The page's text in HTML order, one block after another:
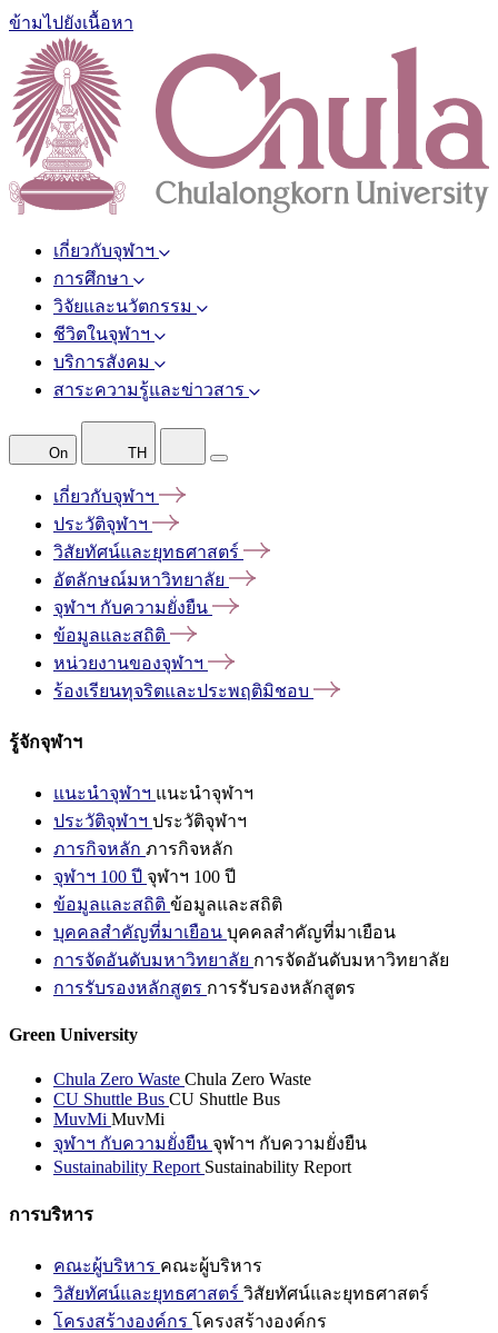
ข้ามไปยังเนื้อหา
เกี่ยวกับจุฬาฯ
การศึกษา
วิจัยและนวัตกรรม
ชีวิตในจุฬาฯ
บริการสังคม
สาระความรู้และข่าวสาร
On TH
เกี่ยวกับจุฬาฯ
ประวัติจุฬาฯ
วิสัยทัศน์และยุทธศาสตร์
อัตลักษณ์มหาวิทยาลัย
จุฬาฯ กับความยั่งยืน
ข้อมูลและสถิติ
หน่วยงานของจุฬาฯ
ร้องเรียนทุจริตและประพฤติมิชอบ
รู้จักจุฬาฯ
แนะนำจุฬาฯ แนะนำจุฬาฯ
ประวัติจุฬาฯ ประวัติจุฬาฯ
ภารกิจหลัก ภารกิจหลัก
จุฬาฯ 100 ปี จุฬาฯ 100 ปี
ข้อมูลและสถิติ ข้อมูลและสถิติ
บุคคลสำคัญที่มาเยือน บุคคลสำคัญที่มาเยือน
การจัดอันดับมหาวิทยาลัย การจัดอันดับมหาวิทยาลัย
การรับรองหลักสูตร การรับรองหลักสูตร
Green University
Chula Zero Waste Chula Zero Waste
CU Shuttle Bus CU Shuttle Bus
MuvMi MuvMi
จุฬาฯ กับความยั่งยืน จุฬาฯ กับความยั่งยืน
Sustainability Report Sustainability Report
การบริหาร
คณะผู้บริหาร คณะผู้บริหาร
วิสัยทัศน์และยุทธศาสตร์ วิสัยทัศน์และยุทธศาสตร์
โครงสร้างองค์กร โครงสร้างองค์กร